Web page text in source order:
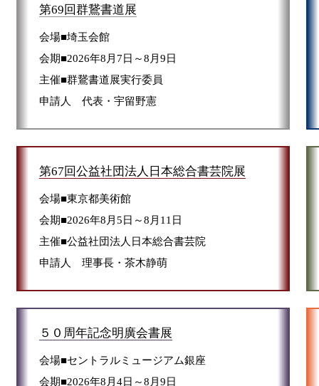
第69回群鵞書道展
会場■埼玉会館
会期■2026年8月7日～8月9日
主催■群鵞書道展実行委員
申請人 代表・宇留野憲
第67回公益社団法人日本総合書芸院展
会場■東京都美術館
会期■2026年8月5日～8月11日
主催■公益社団法人日本総合書芸院
申請人 理事長・茶木静萌
５０周年記念明廣会書展
会場■セントラルミュージアム銀座
会期■2026年8月4日～8月9日